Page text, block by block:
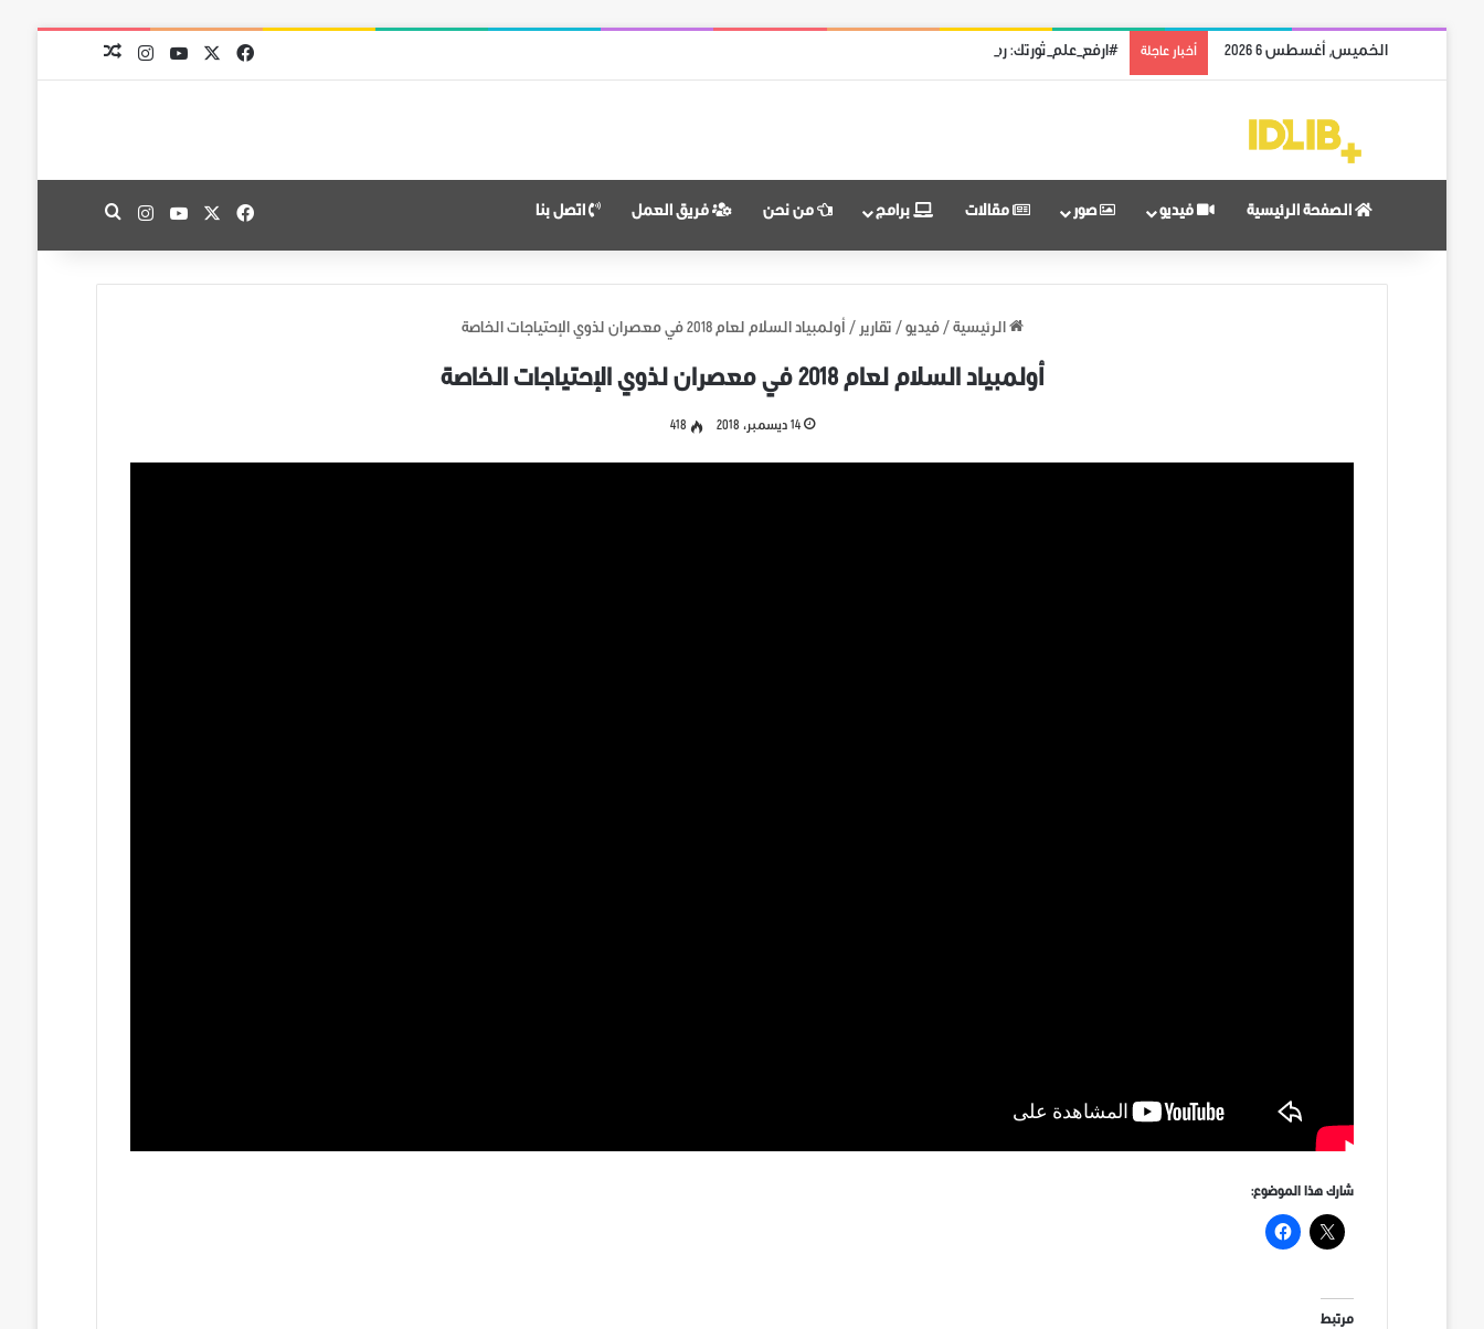
الخميس, أغسطس 6 2026 أخبار عاجلة #ارفع_علم_ثورتك: رمز النضال ووحدة الهدف فيسبوك
‫X
‫YouTubeانستقراممقال عشوائي
الصفحة الرئيسية فيديو صور مقالات برامج من نحن فريق العمل اتصل بنا فيسبوك
‫X
‫YouTubeانستقرامبحث عن
الرئيسية / فيديو / تقارير / أولمبياد السلام لعام 2018 في معصران لذوي الإحتياجات الخاصة
أولمبياد السلام لعام 2018 في معصران لذوي الإحتياجات الخاصة
14 ديسمبر، 2018 418
شارك هذا الموضوع:
مرتبط